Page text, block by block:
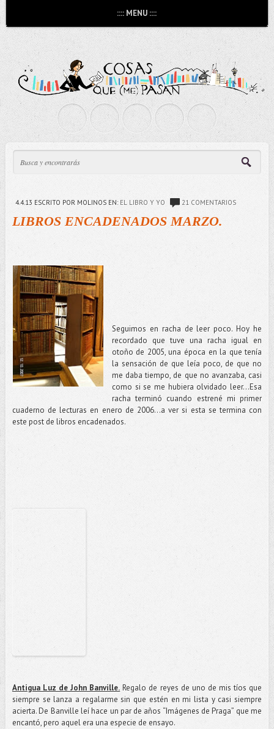
:::: MENU ::::
4.4.13 ESCRITO POR MOLINOS EN: EL LIBRO Y YO 21 COMENTARIOS
LIBROS ENCADENADOS MARZO.
Seguimos en racha de leer poco. Hoy he
recordado que tuve una racha igual en
otoño de 2005, una época en la que tenía
la sensación de que leía poco, de que no
me daba tiempo, de que no avanzaba, casi
como si se me hubiera olvidado leer…Esa
racha terminó cuando estrené mi primer
cuaderno de lecturas en enero de 2006…a ver si esta se termina con
este post de libros encadenados.
Antigua Luz de John Banville. Regalo de reyes de uno de mis tíos que
siempre se lanza a regalarme sin que estén en mi lista y casi siempre
acierta. De Banville leí hace un par de años “Imágenes de Praga” que me
encantó, pero aquel era una especie de ensayo.